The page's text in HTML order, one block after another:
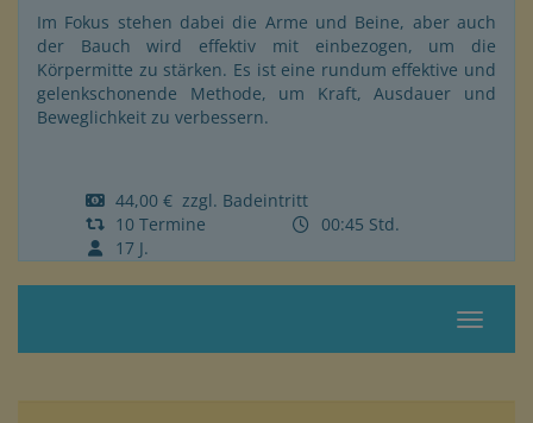
Im Fokus stehen dabei die Arme und Beine, aber auch
der Bauch wird effektiv mit einbezogen, um die
Körpermitte zu stärken. Es ist eine rundum effektive und
gelenkschonende Methode, um Kraft, Ausdauer und
Beweglichkeit zu verbessern.
44,00 € zzgl. Badeintritt
10 Termine
00:45 Std.
17 J.